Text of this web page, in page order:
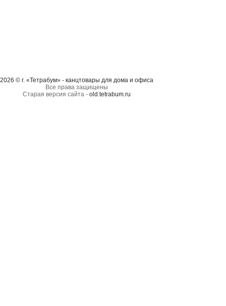
2026 © г. «Тетрабум» - канцтовары для дома и офиса
Все права защищены
Старая версия сайта - old.tetrabum.ru